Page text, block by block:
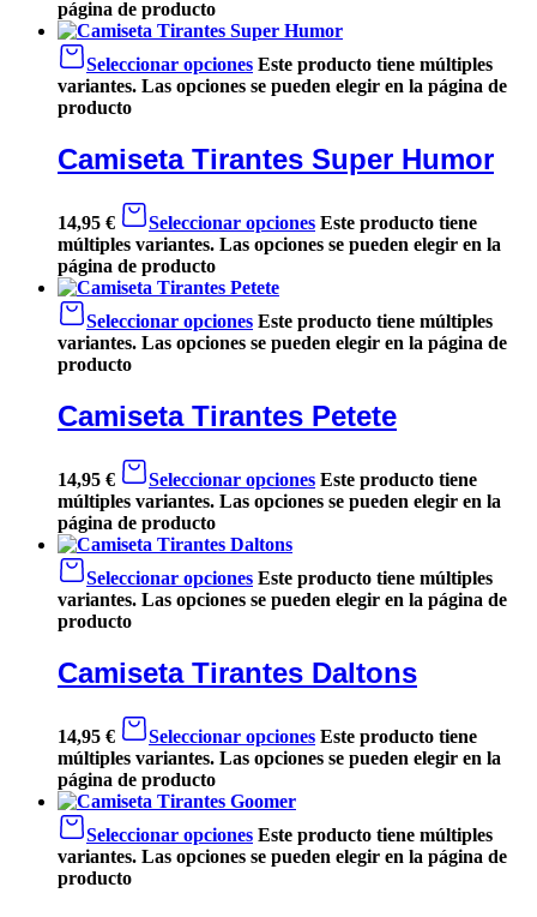
página de producto
Seleccionar opciones Este producto tiene múltiples
variantes. Las opciones se pueden elegir en la página de
producto
Camiseta Tirantes Super Humor
14,95 € Seleccionar opciones Este producto tiene
múltiples variantes. Las opciones se pueden elegir en la
página de producto
Seleccionar opciones Este producto tiene múltiples
variantes. Las opciones se pueden elegir en la página de
producto
Camiseta Tirantes Petete
14,95 € Seleccionar opciones Este producto tiene
múltiples variantes. Las opciones se pueden elegir en la
página de producto
Seleccionar opciones Este producto tiene múltiples
variantes. Las opciones se pueden elegir en la página de
producto
Camiseta Tirantes Daltons
14,95 € Seleccionar opciones Este producto tiene
múltiples variantes. Las opciones se pueden elegir en la
página de producto
Seleccionar opciones Este producto tiene múltiples
variantes. Las opciones se pueden elegir en la página de
producto